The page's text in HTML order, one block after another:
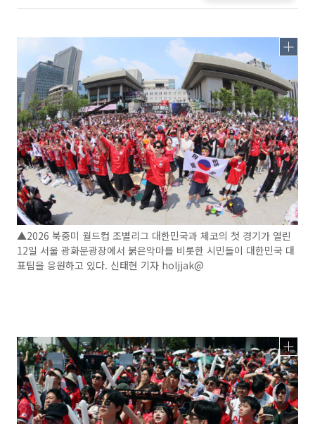
▲2026 북중미 월드컵 조별리그 대한민국과 체코의 첫 경기가 열린
12일 서울 광화문광장에서 붉은악마를 비롯한 시민들이 대한민국 대
표팀을 응원하고 있다. 신태현 기자 holjjak@